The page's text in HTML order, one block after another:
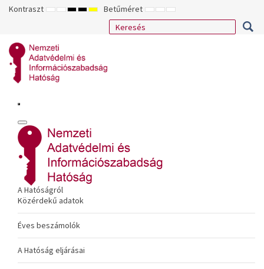
Kontraszt ALAPÉRTELMEZETT
ÉJSZAKAI
NAGY
KONTRASZTÚ
NAGY
KONTRASZTÚ
NAGY
KONTRASZTÚ
SÁRGA
FEKETE
Betűméret KISEBB
BETŰTÍPUS
ALAPÉRTELMEZETT
BETŰMÉRET
NAGYOBB
BETŰMÉRET
A Hatóságról
Közérdekű adatok
Éves beszámolók
A Hatóság eljárásai